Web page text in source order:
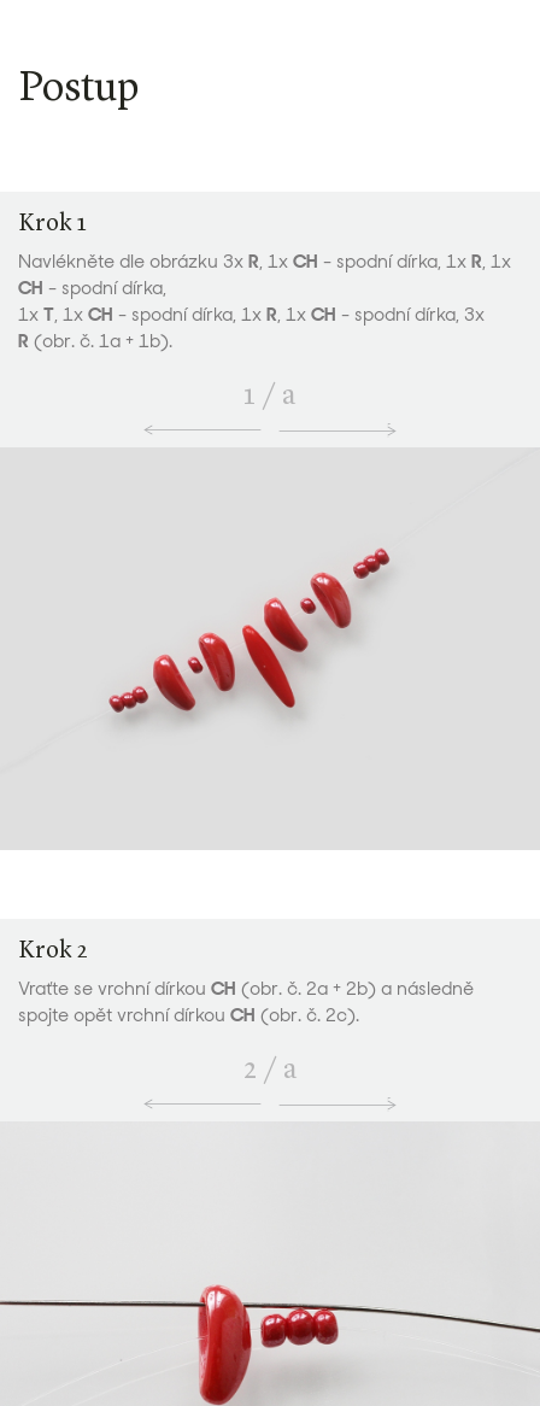
Postup
Krok 1
Navlékněte dle obrázku 3x R, 1x CH - spodní dírka, 1x R, 1x
CH - spodní dírka,
1x T, 1x CH - spodní dírka, 1x R, 1x CH - spodní dírka, 3x
R (obr. č. 1a + 1b).
1 / a
Krok 2
Vraťte se vrchní dírkou CH (obr. č. 2a + 2b) a následně
spojte opět vrchní dírkou CH (obr. č. 2c).
2 / a